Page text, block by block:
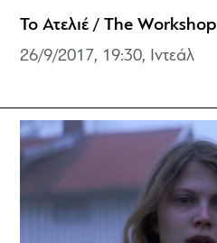
Το Ατελιέ / The Workshop
26/9/2017, 19:30, Ιντεάλ